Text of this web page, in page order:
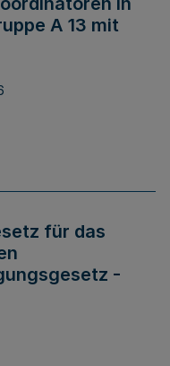
A 13 mit
für das
-